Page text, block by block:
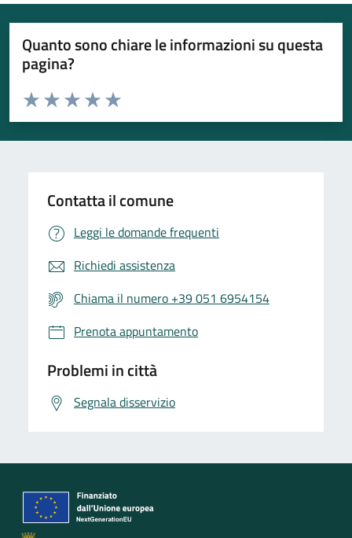
Quanto sono chiare le informazioni su questa
pagina?
Valuta da 1 a 5 stelle la pagina
Valuta 5 stelle su 5
Valuta 4 stelle su 5
Valuta 3 stelle su 5
Valuta 2 stelle su 5
Valuta 1 stelle su 5
Contatta il comune
Leggi le domande frequenti
Richiedi assistenza
Chiama il numero +39 051 6954154
Prenota appuntamento
Problemi in città
Segnala disservizio